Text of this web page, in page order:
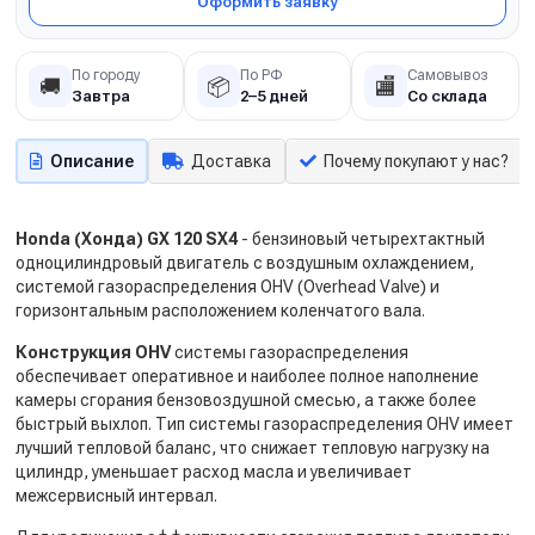
🚚 По городу
Завтра 📦 По РФ
2–5 дней 🏬 Самовывоз
Со склада
Описание Доставка Почему покупают у нас?
Honda (Хонда) GX 120 SX4- бензиновый четырехтактный
одноцилиндровый двигатель с воздушным охлаждением,
системой газораспределения OHV (Overhead Valve) и
горизонтальным расположением коленчатого вала.
Конструкция OHVсистемы газораспределения
обеспечивает оперативное и наиболее полное наполнение
камеры сгорания бензовоздушной смесью, а также более
быстрый выхлоп. Тип системы газораспределения OHV имеет
лучший тепловой баланс, что снижает тепловую нагрузку на
цилиндр, уменьшает расход масла и увеличивает
межсервисный интервал.